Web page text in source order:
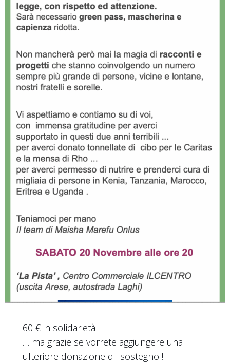
60 € in solidarietà
… ma grazie se vorrete aggiungere una
ulteriore donazione di sostegno !